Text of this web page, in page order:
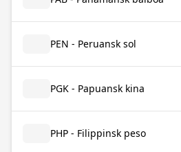
PEN - Peruansk sol
PGK - Papuansk kina
PHP - Filippinsk peso